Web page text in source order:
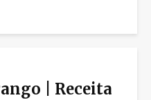
| Receita